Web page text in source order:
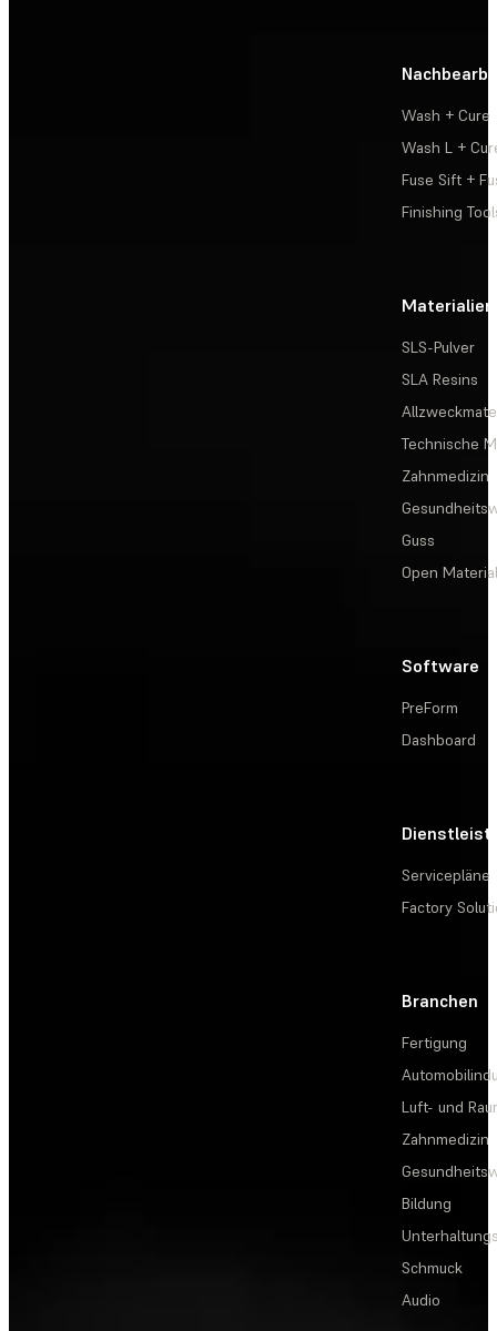
Wash + Cure
Wash L +
Fuse Sift +
Finishing
Materialien
SLS-Pulver
SLA Resins
Technische
Zahnmedizin
Guss
Open
Software
PreForm
Dashboard
Servicepläne
Factory
Branchen
Fertigung
Luft- und
Zahnmedizin
Bildung
Schmuck
Audio